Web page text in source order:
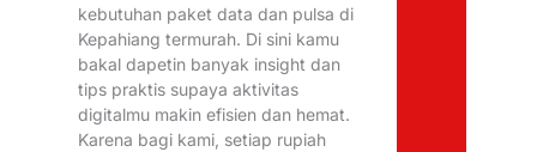
kebutuhan paket data dan pulsa di
Kepahiang termurah. Di sini kamu
bakal dapetin banyak insight dan
tips praktis supaya aktivitas
digitalmu makin efisien dan hemat.
Karena bagi kami, setiap rupiah